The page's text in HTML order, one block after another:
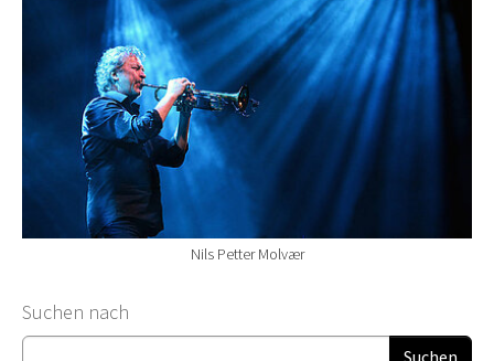
Nils Petter Molvær
Suchformular
Suchen nach